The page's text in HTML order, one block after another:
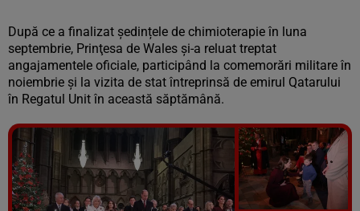
După ce a finalizat ședințele de chimioterapie în luna
septembrie, Prinţesa de Wales şi-a reluat treptat
angajamentele oficiale, participând la comemorări militare în
noiembrie şi la vizita de stat întreprinsă de emirul Qatarului
în Regatul Unit în această săptămână.